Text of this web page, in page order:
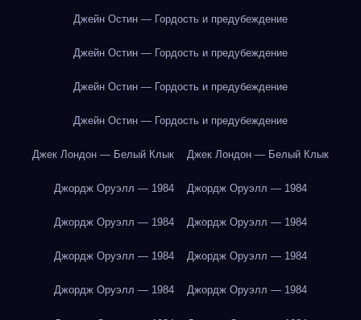
Джейн Остин — Гордость и предубеждение
Джейн Остин — Гордость и предубеждение
Джейн Остин — Гордость и предубеждение
Джейн Остин — Гордость и предубеждение
Джек Лондон — Белый Клык Джек Лондон — Белый Клык
Джордж Оруэлл — 1984 Джордж Оруэлл — 1984
Джордж Оруэлл — 1984 Джордж Оруэлл — 1984
Джордж Оруэлл — 1984 Джордж Оруэлл — 1984
Джордж Оруэлл — 1984 Джордж Оруэлл — 1984